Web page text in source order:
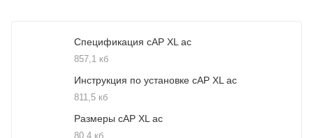
Спецификация cAP XL ac
857,1 кб
Инструкция по установке cAP XL ac
811,5 кб
Размеры cAP XL ac
80,4 кб